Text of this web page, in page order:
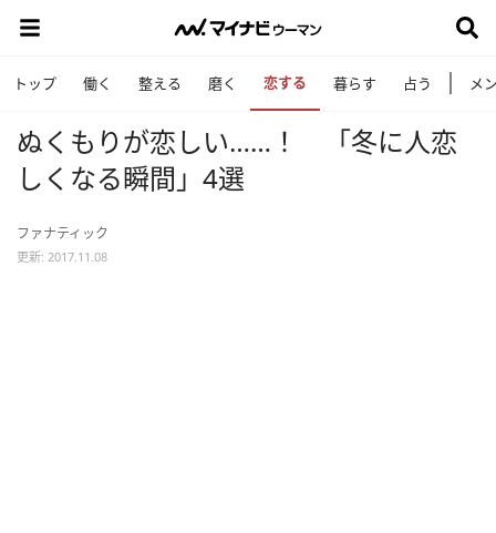
トップ 働く 整える 磨く 恋する 暮らす 占う メ
ぬくもりが恋しい……！ 「冬に人恋
しくなる瞬間」4選
ファナティック
更新: 2017.11.08